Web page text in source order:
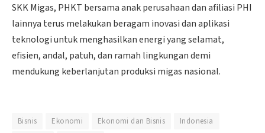
SKK Migas, PHKT bersama anak perusahaan dan afiliasi PHI
lainnya terus melakukan beragam inovasi dan aplikasi
teknologi untuk menghasilkan energi yang selamat,
efisien, andal, patuh, dan ramah lingkungan demi
mendukung keberlanjutan produksi migas nasional.
Bisnis Ekonomi Ekonomi dan Bisnis
Indonesia